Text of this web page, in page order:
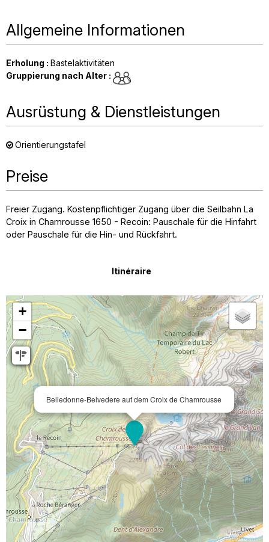
Allgemeine Informationen
Erholung : Bastelaktivitäten
Gruppierung nach Alter :
Ausrüstung & Dienstleistungen
Orientierungstafel
Preise
Freier Zugang. Kostenpflichtiger Zugang über die Seilbahn La
Croix in Chamrousse 1650 - Recoin: Pauschale für die Hinfahrt
oder Pauschale für die Hin- und Rückfahrt.
Itinéraire
Belledonne-Belvedere auf dem Croix de Chamrousse
+
−